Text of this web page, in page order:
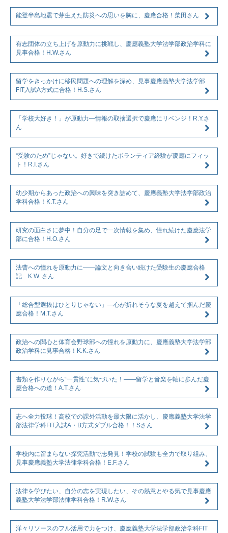
能登半島地震で芽生えた防災への思いを胸に、慶應合格！柴田さん
有志団体の立ち上げを原動力に挑戦し、慶應義塾大学法学部政治学科に
見事合格！H.W.さん
留学をきっかけに移民問題への理解を深め、見事慶應義塾大学法学部
FIT入試A方式に合格！H.S.さん
「学校大好き！」が原動力―情報の取捨選択で慶應にリベンジ！R.Y.さ
ん
“受験のため”じゃない。好きで続けたボランティア経験が慶應にフィッ
ト！R.I.さん
幼少期からあった政治への興味を突き詰めて、慶應義塾大学法学部政治
学科合格！K.T.さん
研究の面白さに夢中！自分の足で一次情報を集め、憧れ続けた慶應法学
部に合格！H.O.さん
法曹への憧れを原動力に――論文と向き合い続けた受験生の慶應合格
記 K.W. さん
「総合型選抜はひとりじゃない」―心が折れそうな夏を越えて掴んだ慶
應合格！M.T.さん
政治への関心と体育会野球部への憧れを原動力に、慶應義塾大学法学部
政治学科に見事合格！K.K.さん
書類を作りながら“一貫性”に気づいた！――留学と音楽を軸に歩んだ慶
應合格への道！A.T.さん
志へ全力投球！高校での課外活動を最大限に活かし、慶應義塾大学法学
部法律学科FIT入試A・B方式ダブル合格！！Sさん
学校内に留まらない探究活動で志発見！学校の試験も全力で取り組み、
見事慶應義塾大学法律学科合格！E.F.さん
法律を学びたい、自分の志を実現したい、その熱意とやる気で見事慶應
義塾大学法学部法律学科合格！R.W.さん
洋々リソースのフル活用で力をつけ、慶應義塾大学法学部政治学科FIT